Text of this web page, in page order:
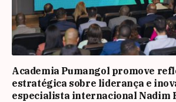
Academia Pumangol promove
estratégica sobre liderança e
especialista internacional Nadim